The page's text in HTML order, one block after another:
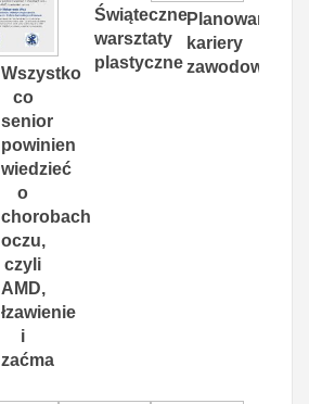
Wszystko
co
senior
powinien
wiedzieć
o
chorobach
oczu,
czyli
AMD,
łzawienie
i
zaćma
Świąteczne
warsztaty
plastyczne
Planowanie
kariery
zawodowej